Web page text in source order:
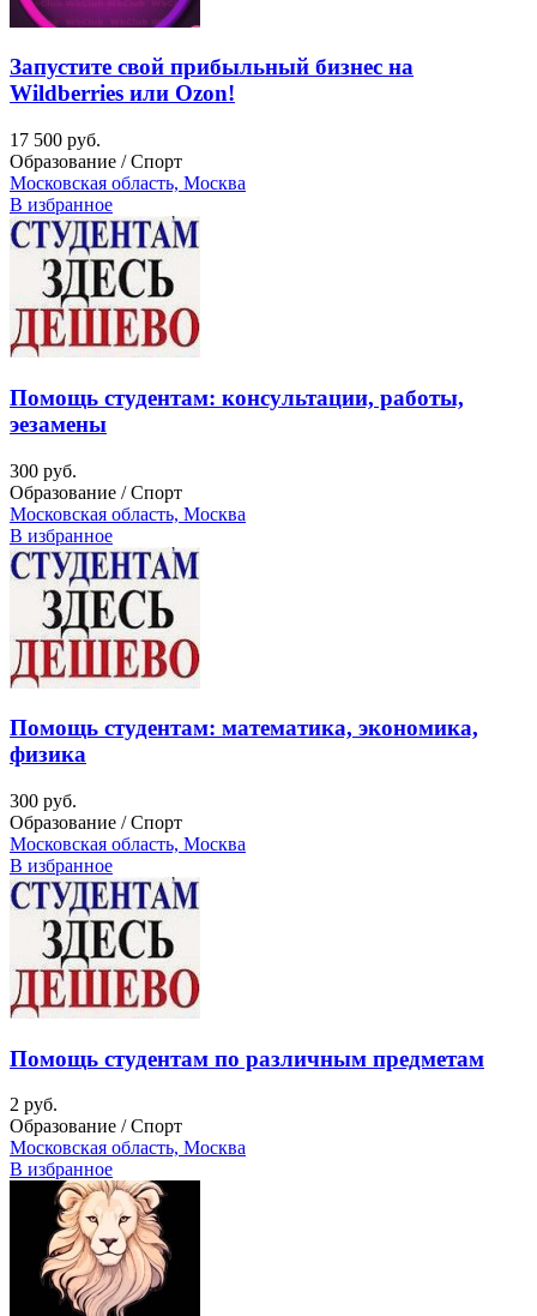
Запустите свой прибыльный бизнес на
Wildberries или Ozon!
17 500 руб.
Образование / Спорт
Московская область, Москва
В избранное
Помощь студентам: консультации, работы,
эезамены
300 руб.
Образование / Спорт
Московская область, Москва
В избранное
Помощь студентам: математика, экономика,
физика
300 руб.
Образование / Спорт
Московская область, Москва
В избранное
Помощь студентам по различным предметам
2 руб.
Образование / Спорт
Московская область, Москва
В избранное